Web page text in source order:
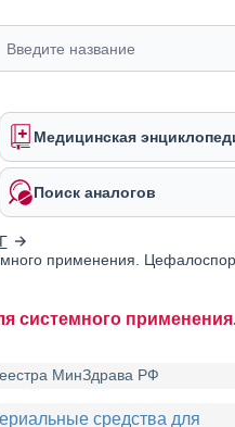
Медицинская
Поиск аналогов
применения.
системного
МинЗдрава РФ
средства для